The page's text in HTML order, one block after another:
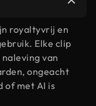
royaltyvrij en
Elke clip
van
ongeacht
of met AI is